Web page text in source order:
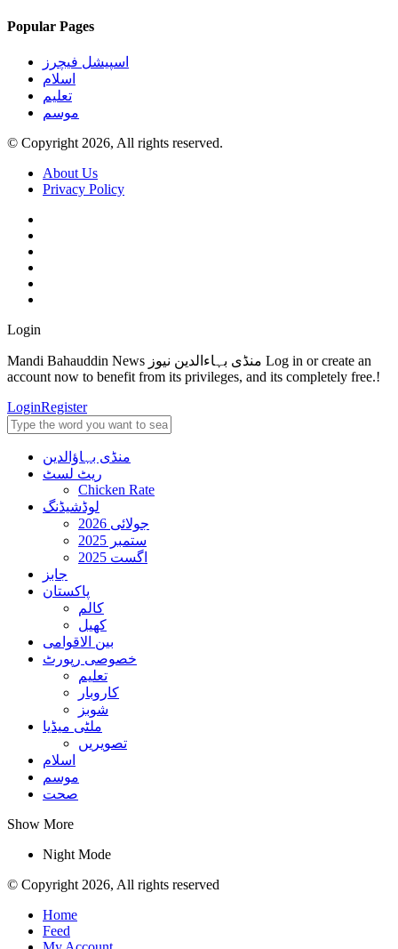
Popular Pages
اسپیشل فیچرز
اسلام
تعلیم
موسم
© Copyright 2026, All rights reserved.
About Us
Privacy Policy
Login
Mandi Bahauddin News منڈی بہاءالدین نیوز Log in or create an
account now to benefit from its privileges, and its completely free.!
LoginRegister
منڈی بہاؤالدین
ریٹ لسٹ
Chicken Rate
لوڈشیڈنگ
جولائی 2026
ستمبر 2025
اگست 2025
جابز
پاکستان
کالم
کھیل
بین الاقوامی
خصوصی رپورٹ
تعلیم
کاروبار
شوبز
ملٹی میڈیا
تصویریں
اسلام
موسم
صحت
Show More
Night Mode
© Copyright 2026, All rights reserved
Home
Feed